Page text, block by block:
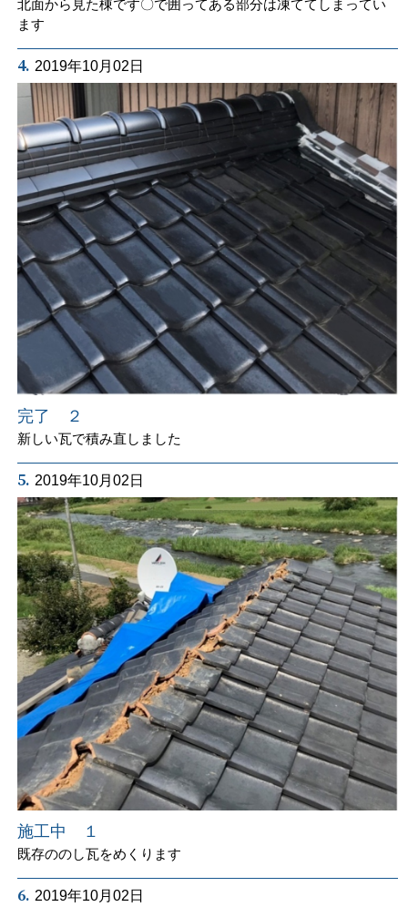
北面から見た棟です〇で囲ってある部分は凍ててしまってい
ます
4. 2019年10月02日
完了 ２
新しい瓦で積み直しました
5. 2019年10月02日
施工中 １
既存ののし瓦をめくります
6. 2019年10月02日